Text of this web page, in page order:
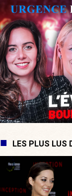
LES PLUS LUS